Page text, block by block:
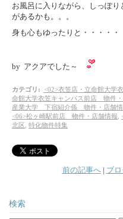
お風呂に入りながら、しっぽ
があるかも。。。
身も心もゆったりと・・・・・
by アクアでした～
カテゴリ : <02>衣笠店・立命館大学
命館大学衣笠キャンパス前店 物件
産業大学 下宿紹介係 物件・店舗情
<06>松ヶ崎駅前店 物件・店舗情報
北区 特化物件特集
前の記事へ| ブ
検索